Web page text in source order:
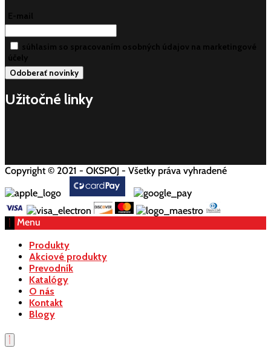
E-mail
súhlasim so spracovaním osobných údajov na marketingové
účely
Užitočné linky
Copyright © 2021 - OKSPOJ - Všetky práva vyhradené
Menu
Produkty
Akciové produkty
Prevodník
Katalógy
O nás
Kontakt
Blogy